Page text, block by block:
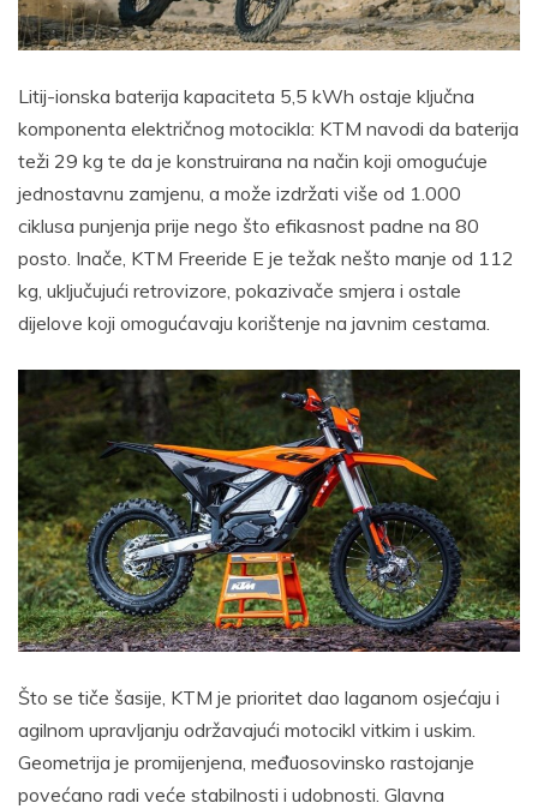
Litij-ionska baterija kapaciteta 5,5 kWh ostaje ključna
komponenta električnog motocikla: KTM navodi da baterija
teži 29 kg te da je konstruirana na način koji omogućuje
jednostavnu zamjenu, a može izdržati više od 1.000
ciklusa punjenja prije nego što efikasnost padne na 80
posto. Inače, KTM Freeride E je težak nešto manje od 112
kg, uključujući retrovizore, pokazivače smjera i ostale
dijelove koji omogućavaju korištenje na javnim cestama.
Što se tiče šasije, KTM je prioritet dao laganom osjećaju i
agilnom upravljanju održavajući motocikl vitkim i uskim.
Geometrija je promijenjena, međuosovinsko rastojanje
povećano radi veće stabilnosti i udobnosti. Glavna